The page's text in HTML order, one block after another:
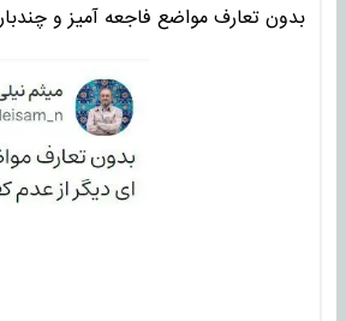
بدون تعارف مواضع فاجعه آمیز و